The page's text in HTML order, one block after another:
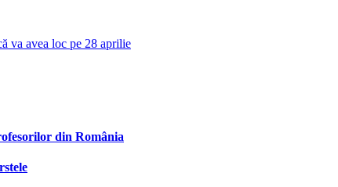
va avea loc pe 28 aprilie
din România